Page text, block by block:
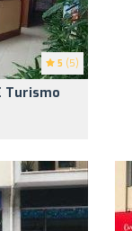
5 (5)
Turismo